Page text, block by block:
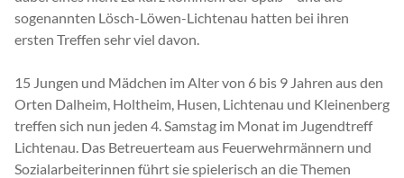
sogenannten Lösch-Löwen-Lichtenau hatten bei ihren
ersten Treffen sehr viel davon.
15 Jungen und Mädchen im Alter von 6 bis 9 Jahren aus den
Orten Dalheim, Holtheim, Husen, Lichtenau und Kleinenberg
treffen sich nun jeden 4. Samstag im Monat im Jugendtreff
Lichtenau. Das Betreuerteam aus Feuerwehrmännern und
Sozialarbeiterinnen führt sie spielerisch an die Themen